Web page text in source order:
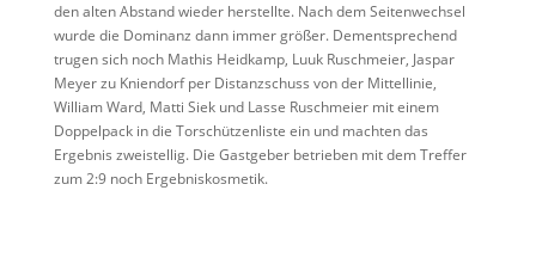
den alten Abstand wieder herstellte. Nach dem Seitenwechsel
wurde die Dominanz dann immer größer. Dementsprechend
trugen sich noch Mathis Heidkamp, Luuk Ruschmeier, Jaspar
Meyer zu Kniendorf per Distanzschuss von der Mittellinie,
William Ward, Matti Siek und Lasse Ruschmeier mit einem
Doppelpack in die Torschützenliste ein und machten das
Ergebnis zweistellig. Die Gastgeber betrieben mit dem Treffer
zum 2:9 noch Ergebniskosmetik.